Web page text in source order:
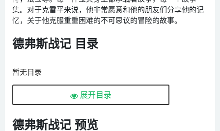
集。对于克雷平来说，他非常愿意和他的朋友们分享他的记
忆，关于他克服重重困难的不可思议的冒险的故事。
德弗斯战记 目录
暂无目录
展开目录
德弗斯战记 预览